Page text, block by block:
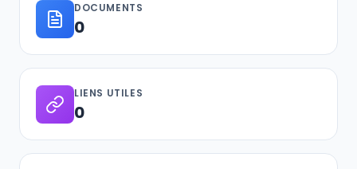
DOCUMENTS
0
LIENS UTILES
0